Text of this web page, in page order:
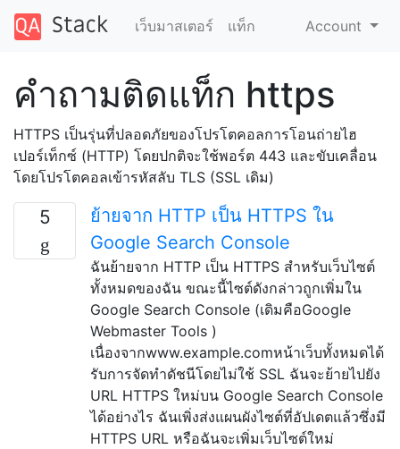
เว็บมาสเตอร์ แท็ก Account
คำถามติดแท็ก https
HTTPS เป็นรุ่นที่ปลอดภัยของโปรโตคอลการโอนถ่ายไฮ
เปอร์เท็กซ์ (HTTP) โดยปกติจะใช้พอร์ต 443 และขับเคลื่อน
โดยโปรโตคอลเข้ารหัสลับ TLS (SSL เดิม)
5
ย้ายจาก HTTP เป็น HTTPS ใน
Google Search Console
ฉันย้ายจาก HTTP เป็น HTTPS สำหรับเว็บไซต์
ทั้งหมดของฉัน ขณะนี้ไซต์ดังกล่าวถูกเพิ่มใน
Google Search Console (เดิมคือGoogle
Webmaster Tools )
เนื่องจากwww.example.comหน้าเว็บทั้งหมดได้
รับการจัดทำดัชนีโดยไม่ใช้ SSL ฉันจะย้ายไปยัง
URL HTTPS ใหม่บน Google Search Console
ได้อย่างไร ฉันเพิ่งส่งแผนผังไซต์ที่อัปเดตแล้วซึ่งมี
HTTPS URL หรือฉันจะเพิ่มเว็บไซต์ใหม่